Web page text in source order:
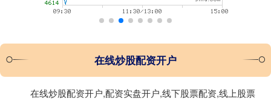
在线炒股配资开户
在线炒股配资开户,配资实盘开户,线下股票配资,线上股票